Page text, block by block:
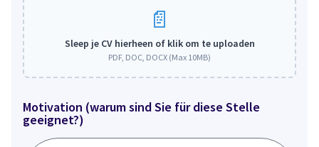
Sleep je CV hierheen of klik om te uploaden
PDF, DOC, DOCX (Max 10MB)
Motivation (warum sind Sie für diese Stelle
geeignet?)